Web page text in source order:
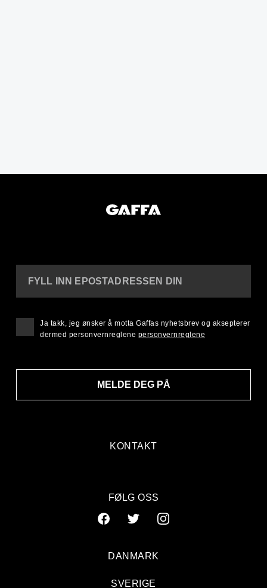
KONTAKT
FYLL INN EPOSTADRESSEN DIN
MELDE DEG PÅ
Ja takk, jeg ønsker å motta Gaffas nyhetsbrev og aksepterer
dermed personvernreglene personvernreglene
FØLG OSS
DANMARK
SVERIGE